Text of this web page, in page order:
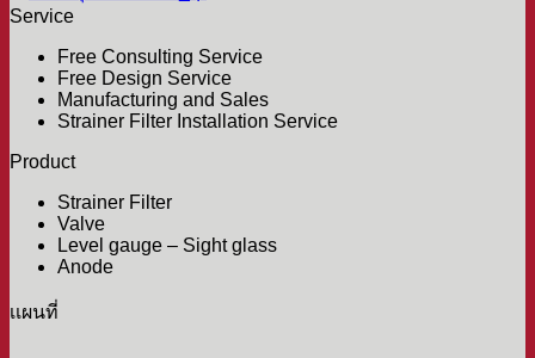
Service
Free Consulting Service
Free Design Service
Manufacturing and Sales
Strainer Filter Installation Service
Product
Strainer Filter
Valve
Level gauge – Sight glass
Anode
เเผนที่